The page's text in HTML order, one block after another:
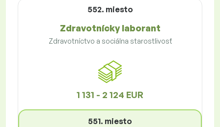
552. miesto
Zdravotnícky laborant
Zdravotníctvo a sociálna starostlivosť
1 131 - 2 124 EUR
551. miesto